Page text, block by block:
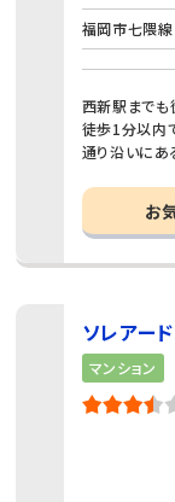
福岡市七隈
西新駅まで
徒歩1分以内
通り沿いにあ
お
ソレアー
マンション